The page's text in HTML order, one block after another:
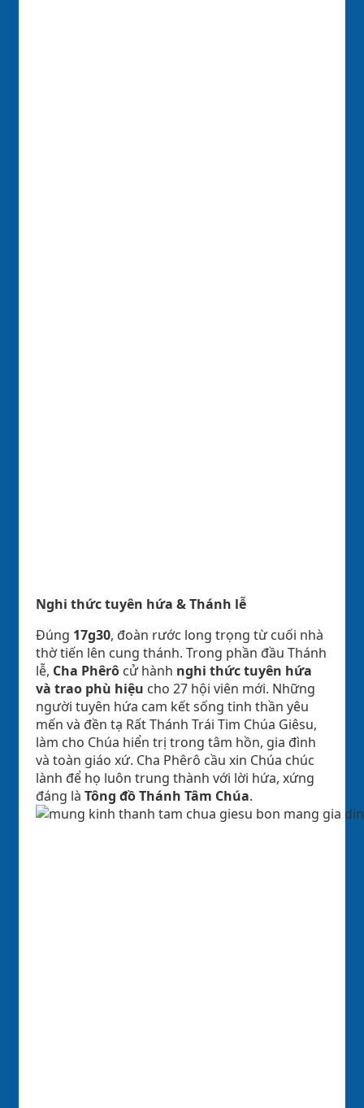
Nghi thức tuyên hứa & Thánh lễ
Đúng 17g30, đoàn rước long trọng từ cuối nhà
thờ tiến lên cung thánh. Trong phần đầu Thánh
lễ, Cha Phêrô cử hành nghi thức tuyên hứa
và trao phù hiệu cho 27 hội viên mới. Những
người tuyên hứa cam kết sống tinh thần yêu
mến và đền tạ Rất Thánh Trái Tim Chúa Giêsu,
làm cho Chúa hiển trị trong tâm hồn, gia đình
và toàn giáo xứ. Cha Phêrô cầu xin Chúa chúc
lành để họ luôn trung thành với lời hứa, xứng
đáng là Tông đồ Thánh Tâm Chúa.